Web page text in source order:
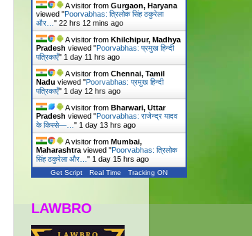
A visitor from Gurgaon, Haryana
viewed "Poorvabhas: त्रिलोक सिंह ठकुरेला
और… " 22 hrs 12 mins ago
A visitor from Khilchipur, Madhya
Pradesh viewed "Poorvabhas: प्रमुख हिन्दी
पत्रिकाएँ" 1 day 11 hrs ago
A visitor from Chennai, Tamil
Nadu viewed "Poorvabhas: प्रमुख हिन्दी
पत्रिकाएँ" 1 day 12 hrs ago
A visitor from Bharwari, Uttar
Pradesh viewed "Poorvabhas: राजेन्द्र यादव
के किस्से—… " 1 day 13 hrs ago
A visitor from Mumbai,
Maharashtraviewed "Poorvabhas: त्रिलोक
सिंह ठकुरेला और… " 1 day 15 hrs ago
Get Script Real Time Tracking ON
LAWBRO